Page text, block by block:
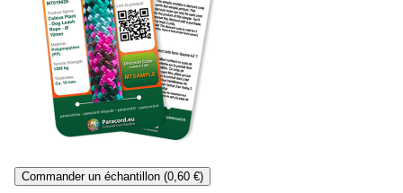
Commander un échantillon (0,60 €)